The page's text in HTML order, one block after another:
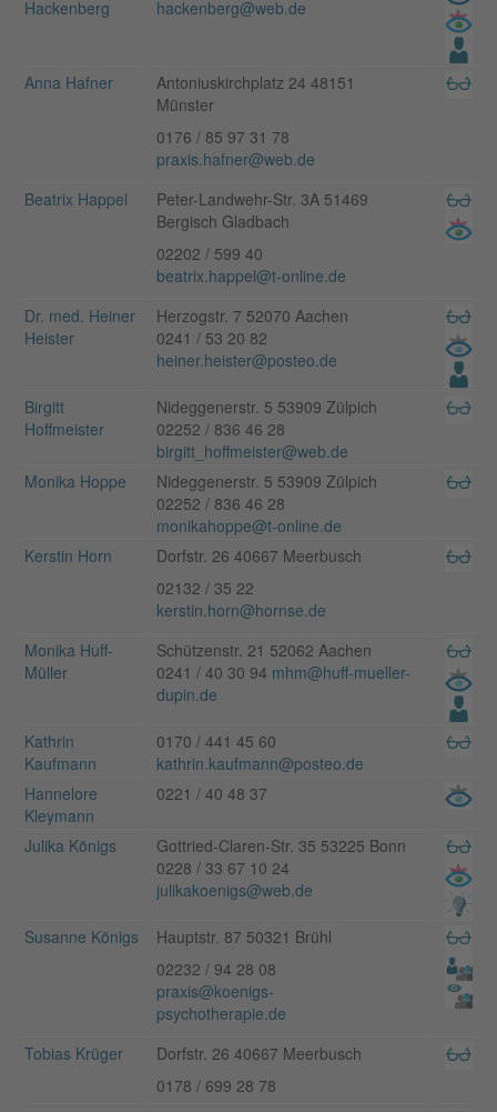
Hackenberg hackenberg@web.de
Anna Hafner
Antoniuskirchplatz 24 48151
Münster
0176 / 85 97 31 78
praxis.hafner@web.de
Beatrix Happel
Peter-Landwehr-Str. 3A 51469
Bergisch Gladbach
02202 / 599 40
beatrix.happel@t-online.de
Dr. med. Heiner
Heister
Herzogstr. 7 52070 Aachen
0241 / 53 20 82
heiner.heister@posteo.de
Birgitt
Hoffmeister
Nideggenerstr. 5 53909 Zülpich
02252 / 836 46 28
birgitt_hoffmeister@web.de
Monika Hoppe
Nideggenerstr. 5 53909 Zülpich
02252 / 836 46 28
monikahoppe@t-online.de
Kerstin Horn
Dorfstr. 26 40667 Meerbusch
02132 / 35 22
kerstin.horn@hornse.de
Monika Huff-
Müller
Schützenstr. 21 52062 Aachen
0241 / 40 30 94 mhm@huff-mueller-
dupin.de
Kathrin
Kaufmann
0170 / 441 45 60
kathrin.kaufmann@posteo.de
Hannelore
Kleymann
0221 / 40 48 37
Julika Königs
Gottried-Claren-Str. 35 53225 Bonn
0228 / 33 67 10 24
julikakoenigs@web.de
Susanne Königs
Hauptstr. 87 50321 Brühl
02232 / 94 28 08
praxis@koenigs-
psychotherapie.de
Tobias Krüger
Dorfstr. 26 40667 Meerbusch
0178 / 699 28 78